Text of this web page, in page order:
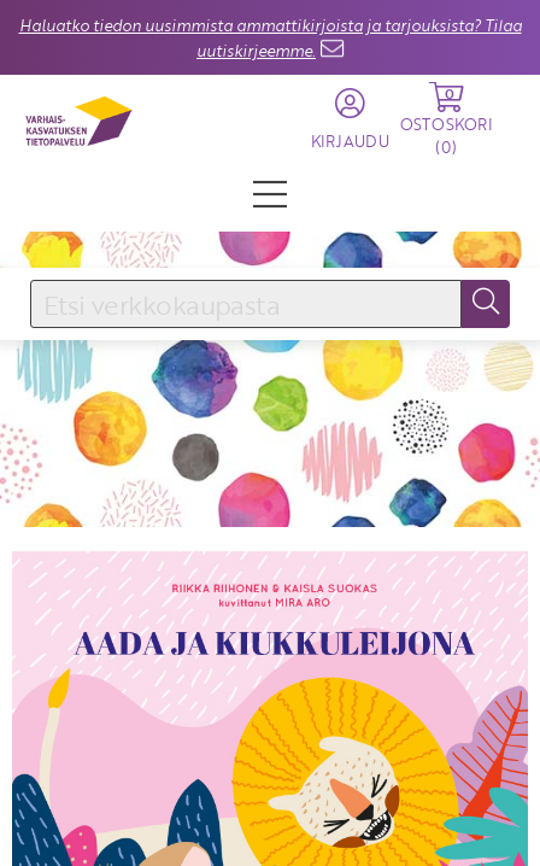
Haluatko tiedon uusimmista ammattikirjoista ja tarjouksista? Tilaa
uutiskirjeemme.
KIRJAUDU
0
OSTOSKORI
(0)
KIRJAUDU SISÄÄN
Käyttäjätunnus
Salasana
Unohtuiko salasana?
KIRJAUDU SISÄÄN
Etkö ole vielä Varhaiskasvatuksen Tietopalvelun
jäsen?
Liity tästä!